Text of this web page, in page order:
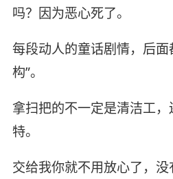
吗？因为恶心死了。
每段动人的童话剧情，后
构”。
拿扫把的不一定是清洁工
特。
交给我你就不用放心了，没